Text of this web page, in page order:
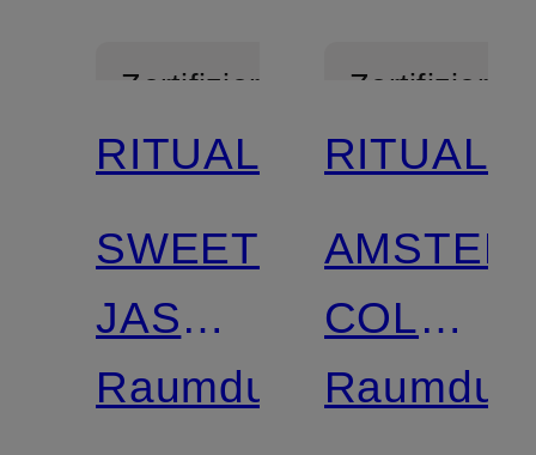
Zertifiziert
RITUALS
SWEET
JASMINE
REFILL
Raumduft
Zertifiziert
RITUALS
REFILL
Raumduft